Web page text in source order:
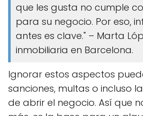
que les gusta no cumple
para su negocio. Por eso,
antes es clave." – Marta
inmobiliaria en Barcelona.
Ignorar estos aspectos
sanciones, multas o incluso
de abrir el negocio. Así que